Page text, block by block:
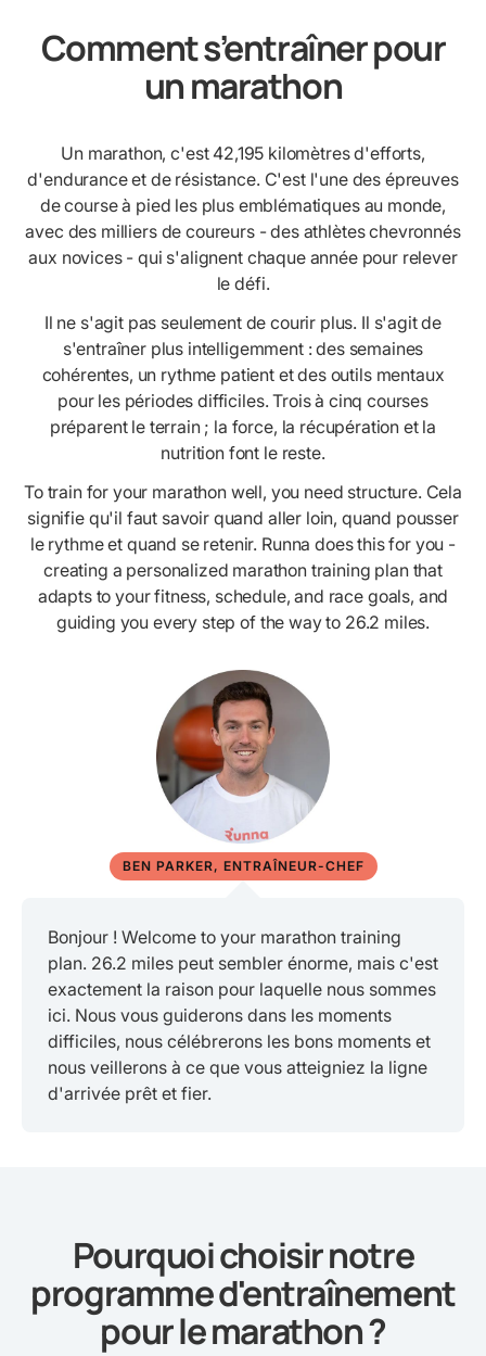
Comment s’entraîner pour
un marathon
Un marathon, c'est 42,195 kilomètres d'efforts,
d'endurance et de résistance. C'est l'une des épreuves
de course à pied les plus emblématiques au monde,
avec des milliers de coureurs - des athlètes chevronnés
aux novices - qui s'alignent chaque année pour relever
le défi.
Il ne s'agit pas seulement de courir plus. Il s'agit de
s'entraîner plus intelligemment : des semaines
cohérentes, un rythme patient et des outils mentaux
pour les périodes difficiles. Trois à cinq courses
préparent le terrain ; la force, la récupération et la
nutrition font le reste.
To train for your marathon well, you need structure. Cela
signifie qu'il faut savoir quand aller loin, quand pousser
le rythme et quand se retenir. Runna does this for you -
creating a personalized marathon training plan that
adapts to your fitness, schedule, and race goals, and
guiding you every step of the way to 26.2 miles.
Bonjour ! Welcome to your marathon training
plan. 26.2 miles peut sembler énorme, mais c'est
exactement la raison pour laquelle nous sommes
ici. Nous vous guiderons dans les moments
difficiles, nous célébrerons les bons moments et
nous veillerons à ce que vous atteigniez la ligne
d'arrivée prêt et fier.
BEN PARKER, ENTRAÎNEUR-CHEF
Pourquoi choisir notre
programme d'entraînement
pour le marathon ?